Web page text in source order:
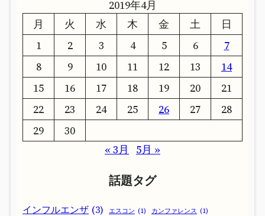
2019年4月
月
火 水 木 金 土
日
1
2 3 4 5 6
7
8
9 10 11 12 13
14
15
16 17 18 19 20
21
22
23 24 25 26 27
28
29
30
« 3月
5月 »
話題タグ
インフルエンザ (3) エスコン (1) カンファレンス (1)